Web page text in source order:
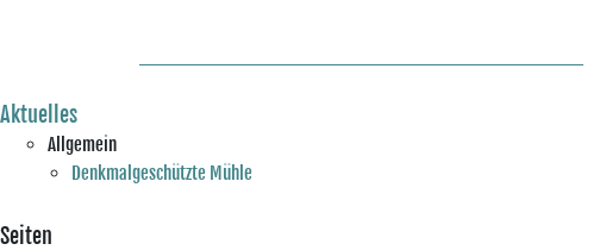
Aktuelles
Allgemein
Denkmalgeschützte Mühle
Seiten